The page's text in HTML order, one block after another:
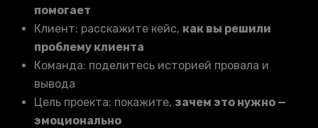
помогает
Клиент: расскажите кейс, как вы решили
проблему клиента
Команда: поделитесь историей провала и
вывода
Цель проекта: покажите, зачем это нужно —
эмоционально